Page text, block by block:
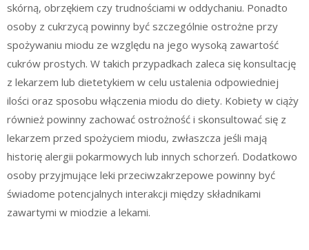
skórną, obrzękiem czy trudnościami w oddychaniu. Ponadto
osoby z cukrzycą powinny być szczególnie ostrożne przy
spożywaniu miodu ze względu na jego wysoką zawartość
cukrów prostych. W takich przypadkach zaleca się konsultację
z lekarzem lub dietetykiem w celu ustalenia odpowiedniej
ilości oraz sposobu włączenia miodu do diety. Kobiety w ciąży
również powinny zachować ostrożność i skonsultować się z
lekarzem przed spożyciem miodu, zwłaszcza jeśli mają
historię alergii pokarmowych lub innych schorzeń. Dodatkowo
osoby przyjmujące leki przeciwzakrzepowe powinny być
świadome potencjalnych interakcji między składnikami
zawartymi w miodzie a lekami.